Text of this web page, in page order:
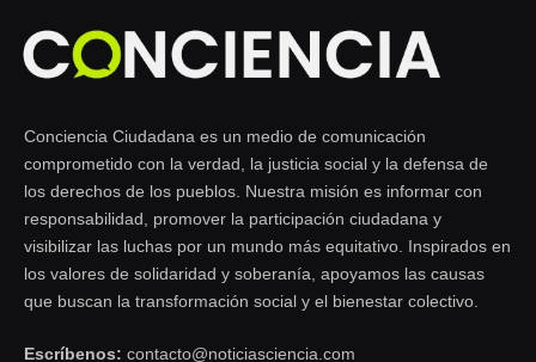
Conciencia Ciudadana es un medio de comunicación
comprometido con la verdad, la justicia social y la defensa de
los derechos de los pueblos. Nuestra misión es informar con
responsabilidad, promover la participación ciudadana y
visibilizar las luchas por un mundo más equitativo. Inspirados en
los valores de solidaridad y soberanía, apoyamos las causas
que buscan la transformación social y el bienestar colectivo.
Escríbenos: contacto@noticiasciencia.com